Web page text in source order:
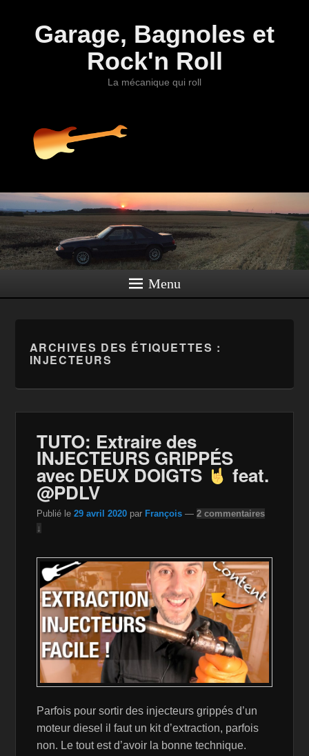
Garage, Bagnoles et
Rock'n Roll
La mécanique qui roll
Menu
ARCHIVES DES ÉTIQUETTES :
INJECTEURS
TUTO: Extraire des
INJECTEURS GRIPPÉS
avec DEUX DOIGTS feat.
@PDLV ​
Publié le29 avril 2020 par François —2 commentaires
↓
Parfois pour sortir des injecteurs grippés d’un
moteur diesel il faut un kit d’extraction, parfois
non. Le tout est d’avoir la bonne technique.